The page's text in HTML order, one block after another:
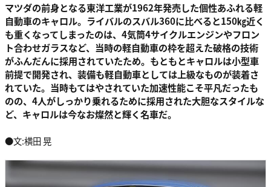
マツダの前身となる東洋工業が1962年発売した個性あふれる軽
自動車のキャロル。ライバルのスバル360に比べると150㎏近く
も重くなってしまったのは、4気筒4サイクルエンジンやフロン
ト合わせガラスなど、当時の軽自動車の枠を超えた破格の技術
がふんだんに採用されていたため。もともとキャロルは小型車
前提で開発され、装備も軽自動車としては上級なものが装着さ
れていた。当時もてはやされていた加速性能こそ平凡だったも
のの、4人がしっかり乗れるために採用された大胆なスタイルな
ど、キャロルは今なお燦然と輝く名車だ。
●文:横田 晃